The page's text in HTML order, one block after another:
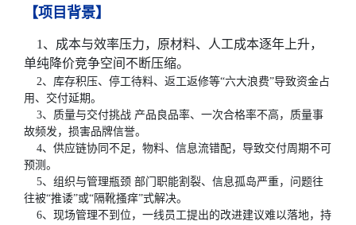
【项目背景】
1、成本与效率压力，原材料、人工成本逐年上升，
单纯降价竞争空间不断压缩。
2、库存积压、停工待料、返工返修等“六大浪费”导致资金占
用、交付延期。
3、质量与交付挑战 产品良品率、一次合格率不高，质量事
故频发，损害品牌信誉。
4、供应链协同不足，物料、信息流错配，导致交付周期不可
预测。
5、组织与管理瓶颈 部门职能割裂、信息孤岛严重，问题往
往被“推诿”或“隔靴搔痒”式解决。
6、现场管理不到位，一线员工提出的改进建议难以落地，持